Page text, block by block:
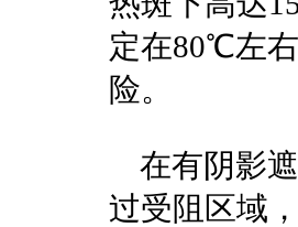
定在80℃左
险。
在有阴影
过受阻区域